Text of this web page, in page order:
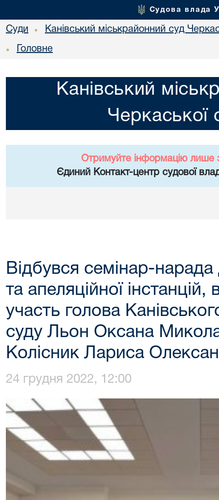
Судова влада
Суди • Канівський міськрайонний суд
• Головне
Канівський
Черкаської
Отримуйте інформацію лише
Єдиний Контакт-центр судової
Відбувся семінар-
та апеляційної
участь голова
суду Льон Оксана
Колісник Лариса
24 грудня 2022, 12:00